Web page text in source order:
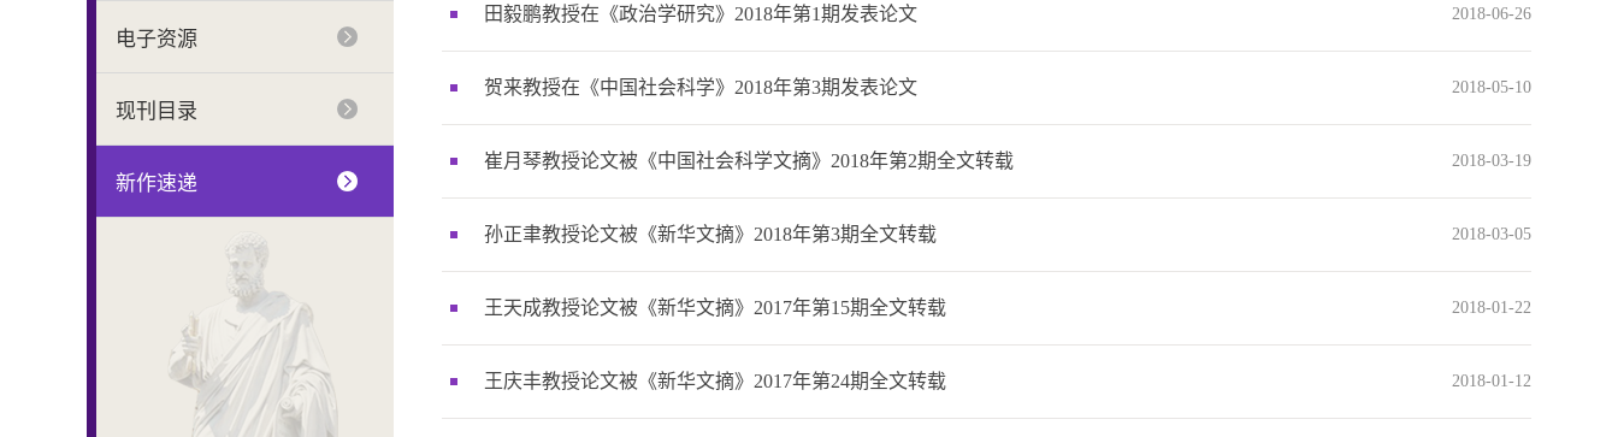
电子资源
现刊目录
新作速递
田毅鹏教授在《政治学研究》2018年第1期发表论文 2018-06-26
贺来教授在《中国社会科学》2018年第3期发表论文 2018-05-10
崔月琴教授论文被《中国社会科学文摘》2018年第2期全文转载 2018-03-19
孙正聿教授论文被《新华文摘》2018年第3期全文转载 2018-03-05
王天成教授论文被《新华文摘》2017年第15期全文转载 2018-01-22
王庆丰教授论文被《新华文摘》2017年第24期全文转载 2018-01-12